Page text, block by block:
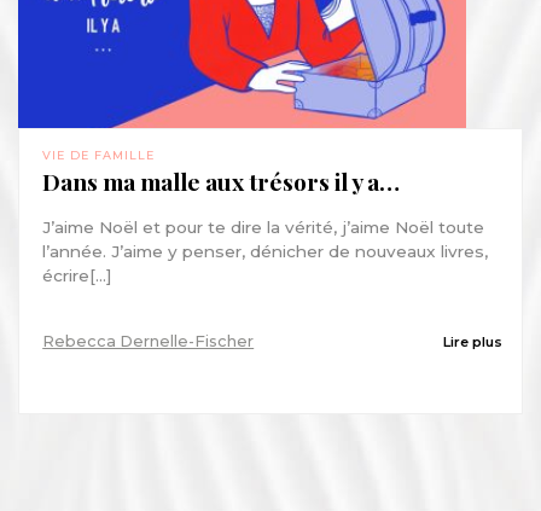
VIE DE FAMILLE
Dans ma malle aux trésors il y a…
J’aime Noël et pour te dire la vérité, j’aime Noël toute
l’année. J’aime y penser, dénicher de nouveaux livres,
écrire[...]
Rebecca Dernelle-Fischer Lire plus